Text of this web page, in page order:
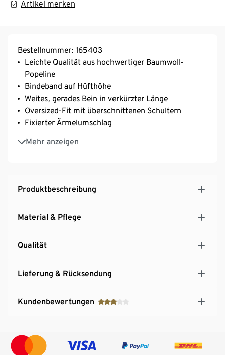
Artikel merken
Bestellnummer: 165403
Leichte Qualität aus hochwertiger Baumwoll-
Popeline
Bindeband auf Hüfthöhe
Weites, gerades Bein in verkürzter Länge
Oversized-Fit mit überschnittenen Schultern
Fixierter Ärmelumschlag
Mehr anzeigen
Oberteil mit Knopfleiste und Kragen
Schulterpasse mit Kellerfalte
Produktbeschreibung
Material & Pflege
Qualität
Lieferung & Rücksendung
Kundenbewertungen